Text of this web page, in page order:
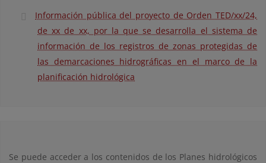
Información pública del proyecto de Orden TED/xx/24,
de xx de xx, por la que se desarrolla el sistema de
información de los registros de zonas protegidas de
las demarcaciones hidrográficas en el marco de la
planificación hidrológica
Se puede acceder a los contenidos de los Planes hidrológicos